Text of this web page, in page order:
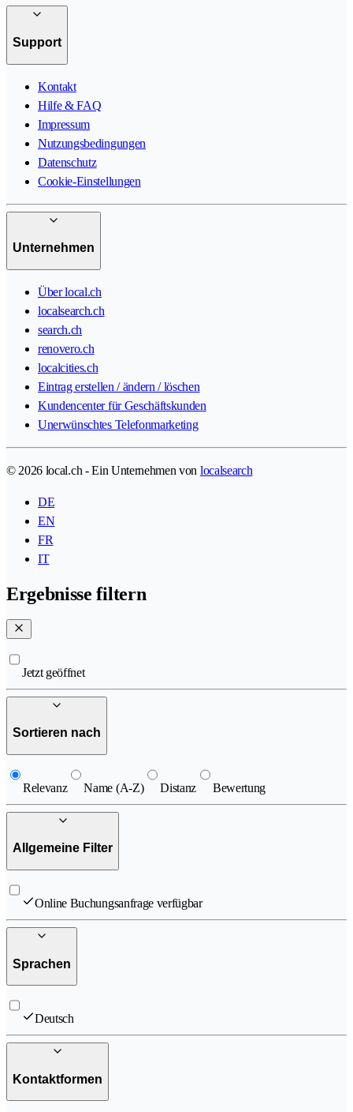
Support
Kontakt
Hilfe & FAQ
Impressum
Nutzungsbedingungen
Datenschutz
Cookie-Einstellungen
Unternehmen
Über local.ch
localsearch.ch
search.ch
renovero.ch
localcities.ch
Eintrag erstellen / ändern / löschen
Kundencenter für Geschäftskunden
Unerwünschtes Telefonmarketing
© 2026 local.ch - Ein Unternehmen von localsearch
DE
EN
FR
IT
Ergebnisse filtern
Jetzt geöffnet
Sortieren nach
Relevanz Name (A-Z) Distanz Bewertung
Allgemeine Filter
Online Buchungsanfrage verfügbar
Sprachen
Deutsch
Kontaktformen